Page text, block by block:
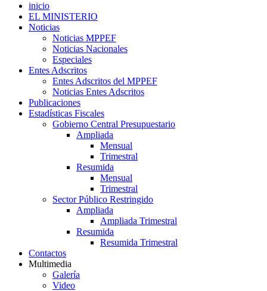
inicio
EL MINISTERIO
Noticias
Noticias MPPEF
Noticias Nacionales
Especiales
Entes Adscritos
Entes Adscritos del MPPEF
Noticias Entes Adscritos
Publicaciones
Estadísticas Fiscales
Gobierno Central Presupuestario
Ampliada
Mensual
Trimestral
Resumida
Mensual
Trimestral
Sector Público Restringido
Ampliada
Ampliada Trimestral
Resumida
Resumida Trimestral
Contactos
Multimedia
Galería
Video